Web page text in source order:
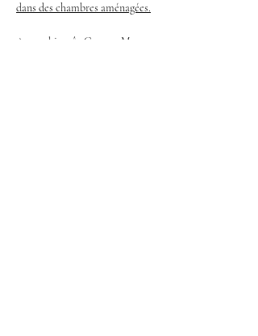
dans des chambres aménagées.
A tout bientôt Gene et Marco